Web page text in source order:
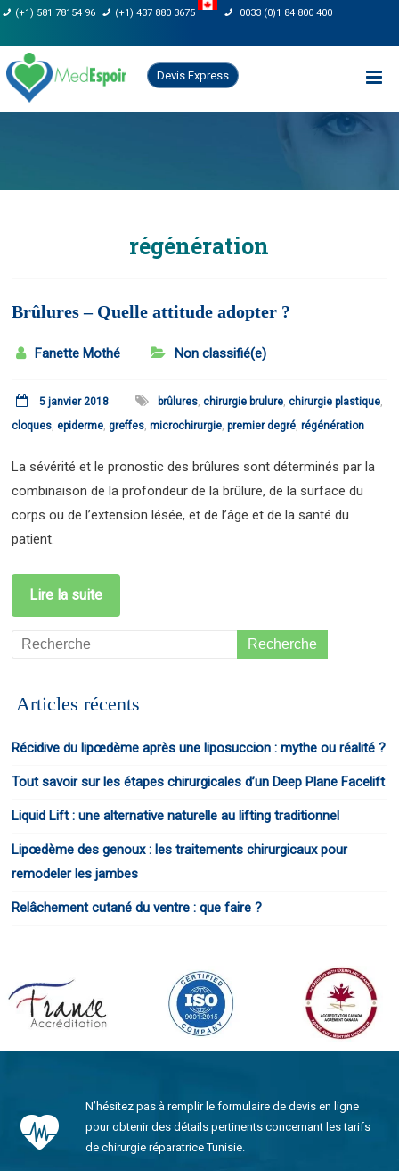
Skip
content
(+1) 581 78154 96 (+1) 437 880 3675 0033 (0)1 84 800 400
Devis Express
régénération
Brûlures – Quelle attitude adopter ?
Fanette Mothé Non classifié(e)
5 janvier 2018 brûlures,chirurgie brulure,chirurgie plastique,
cloques,epiderme,greffes,microchirurgie,premier degré,régénération
La sévérité et le pronostic des brûlures sont déterminés par la
combinaison de la profondeur de la brûlure, de la surface du
corps ou de l’extension lésée, et de l’âge et de la santé du
patient.
Lire la suite
Articles récents
Récidive du lipœdème après une liposuccion : mythe ou réalité ?
Tout savoir sur les étapes chirurgicales d’un Deep Plane Facelift
Liquid Lift : une alternative naturelle au lifting traditionnel
Lipœdème des genoux : les traitements chirurgicaux pour
remodeler les jambes
Relâchement cutané du ventre : que faire ?
N’hésitez pas à remplir le formulaire de devis en ligne
pour obtenir des détails pertinents concernant les tarifs
de chirurgie réparatrice Tunisie.